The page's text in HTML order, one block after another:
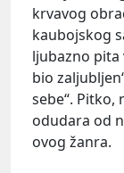
krvavog
kaubojskog
ljubazno pita
bio
sebe“. Pitko,
odudara od
ovog žanra.